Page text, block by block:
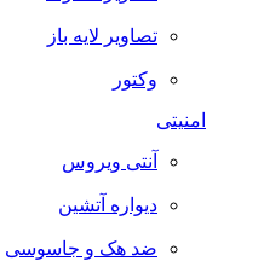
تصاویر لایه باز
وکتور
امنیتی
آنتی ویروس
دیواره آتشین
ضد هک و جاسوسی